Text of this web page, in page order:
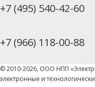
+7 (495) 540-42-60
+7 (966) 118-00-88
© 2010-2026, ООО НПП
электронные и